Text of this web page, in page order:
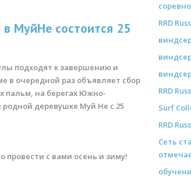
МуйНе состоится 25
подходят к завершению и
в очередной раз объявляет сбор
пальм, на берегах Южно-
деревушке Муй Не с 25
с вами осень и зиму!
RRD
RRD
Surf
RRD
Сеть